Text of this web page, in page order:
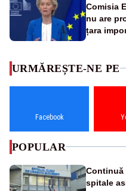
Comisia
nu are
țara
URMĂREȘTE-NE PE
Facebook
POPULAR
Continuă
spitale